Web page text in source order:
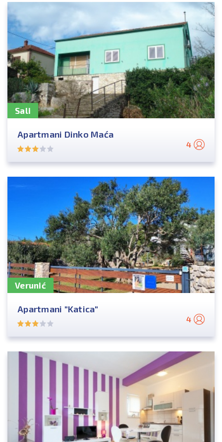
Sali
Apartmani Dinko Maća
4
Verunić
Apartmani "Katica"
4